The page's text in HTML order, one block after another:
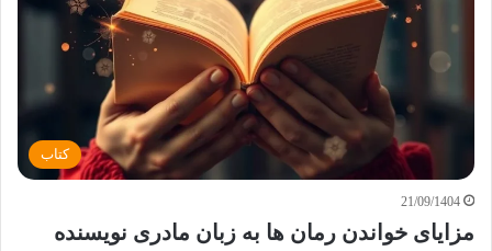
کتاب
21/09/1404
مزایای خواندن رمان ها به زبان مادری نویسنده